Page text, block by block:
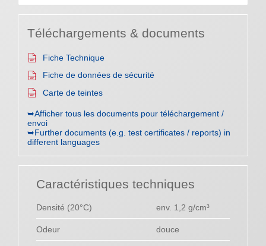
Téléchargements & documents
Fiche Technique
Fiche de données de sécurité
Carte de teintes
➥Afficher tous les documents pour téléchargement /
envoi
➥Further documents (e.g. test certificates / reports) in
different languages
Caractéristiques techniques
Densité (20°C) env. 1,2 g/cm³
Odeur douce